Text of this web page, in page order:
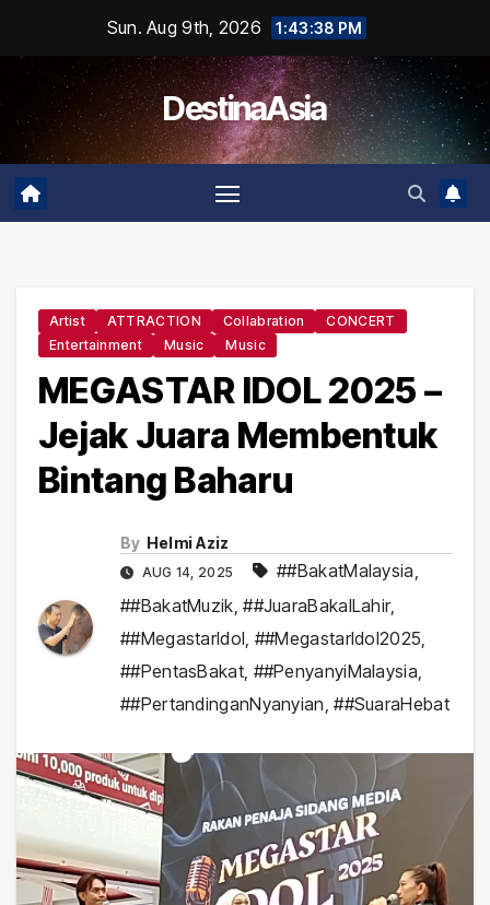
content
Sun. Aug 9th, 2026 1:43:38 PM
DestinaAsia
Artist ATTRACTION Collabration
CONCERT
Entertainment
Music Music
MEGASTAR IDOL 2025 –
Jejak Juara Membentuk
Bintang Baharu
By Helmi Aziz
AUG 14, 2025 ##BakatMalaysia,
##BakatMuzik,##JuaraBakalLahir,
##MegastarIdol, ##MegastarIdol2025,
##PentasBakat, ##PenyanyiMalaysia,
##PertandinganNyanyian,##SuaraHebat